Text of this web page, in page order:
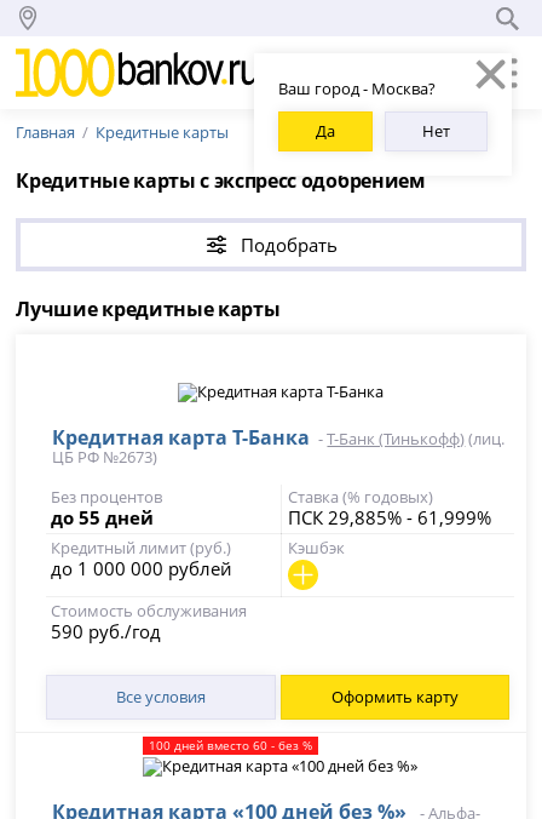
Ваш город - Москва?
Да
Нет
Главная Кредитные карты
Кредитные карты с экспресс одобрением
Подобрать
Лучшие кредитные карты
Кредитная карта Т-Банка -Т-Банк (Тинькофф)(лиц.
ЦБ РФ №2673)
Без процентов
до 55 дней
Ставка (% годовых)
ПСК 29,885% - 61,999%
Кредитный лимит (руб.)
до 1 000 000 рублей
Кэшбэк
Стоимость обслуживания
590 руб./год
Все условия Оформить карту
100 дней вместо 60 - без %
Кредитная карта «100 дней без %» -Альфа-